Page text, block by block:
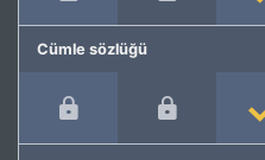
Cümle sözlüğü